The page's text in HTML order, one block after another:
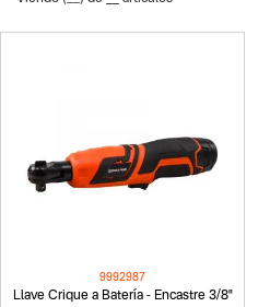
Llave Crique a Batería - Encastre 3/8"
9992987